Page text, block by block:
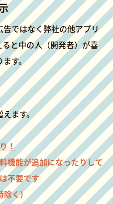
ではなく弊社の他アプリ
と中の人（開発者）が喜
ます。
えます。
！
機能が追加になったりして
不要です
く）